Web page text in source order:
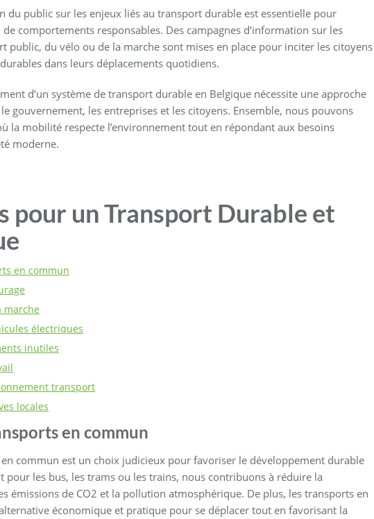
du public sur les enjeux liés au transport durable est essentielle pour
de comportements responsables. Des campagnes d’information sur les
public, du vélo ou de la marche sont mises en place pour inciter les citoyens
dans leurs déplacements quotidiens.
d’un système de transport durable en Belgique nécessite une approche
gouvernement, les entreprises et les citoyens. Ensemble, nous pouvons
la mobilité respecte l’environnement tout en répondant aux besoins
moderne.
pour un Transport Durable et
en commun
marche
électriques
inutiles
transport
locales
en commun
commun est un choix judicieux pour favoriser le développement durable
pour les bus, les trams ou les trains, nous contribuons à réduire la
émissions de CO2 et la pollution atmosphérique. De plus, les transports en
économique et pratique pour se déplacer tout en favorisant la